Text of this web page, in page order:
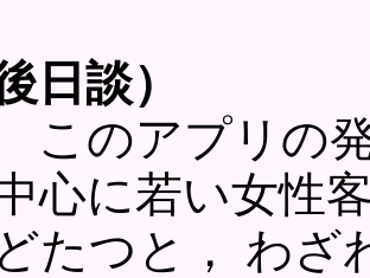
日談）
のアプリの発
心に若い女性
たつと， わざ